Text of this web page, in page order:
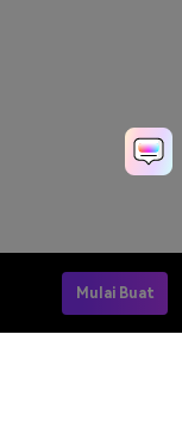
Mulai Buat